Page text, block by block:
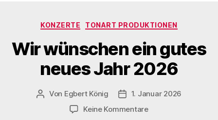
Kategorien
KONZERTE TONART PRODUKTIONEN
Wir wünschen ein gutes
neues Jahr 2026
Beitragsautor
Von Egbert König Veröffentlichungsdatum
1. Januar 2026
Keine Kommentarezu